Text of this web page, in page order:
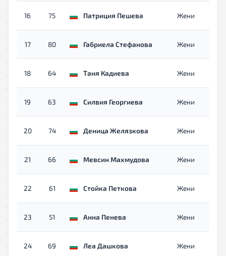
16 75 Патриция Пешева Жени
17 80 Габриела Стефанова Жени
18 64 Таня Кадиева Жени
19 63 Силвия Георгиева Жени
20 74 Деница Желязкова Жени
21 66 Мевсин Махмудова Жени
22 61 Стойка Петкова Жени
23 51 Анна Пенева Жени
24 69 Леа Дашкова Жени